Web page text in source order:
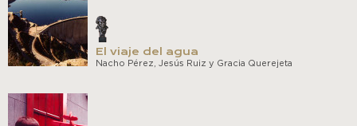
El viaje del agua
Nacho Pérez, Jesús Ruiz y Gracia Querejeta